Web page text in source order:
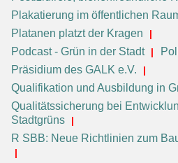
Plakatierung im öffentlichen
Platanen platzt der Kragen
Podcast - Grün in der Stadt
Präsidium des GALK e.V.
Qualifikation und Ausbildung in
Qualitätssicherung bei
Stadtgrüns
R SBB: Neue Richtlinien zum